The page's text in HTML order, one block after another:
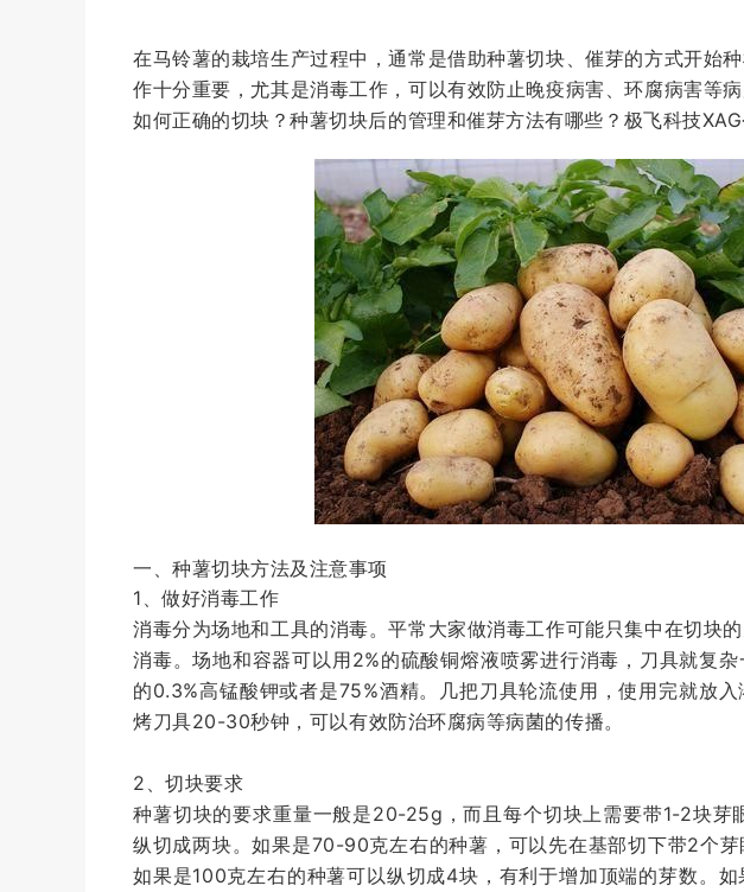
在马铃薯的栽培生产过程中，通常是借助种薯切块、催芽的方式开始
作十分重要，尤其是消毒工作，可以有效防止晚疫病害、环腐病害等
如何正确的切块？种薯切块后的管理和催芽方法有哪些？ 极飞科技
一、种薯切块方法及注意事项
1、做好消毒工作
消毒分为场地和工具的消毒。平常大家做消毒工作可能只集中在切块
消毒。场地和容器可以用2%的硫酸铜熔液喷雾进行消毒，刀具就复
的0.3%高锰酸钾或者是75%酒精。几把刀具轮流使用，使用完就放
烤刀具20-30秒钟，可以有效防治环腐病等病菌的传播。
2、切块要求
种薯切块的要求重量一般是20-25g，而且每个切块上需要带1-2块芽
纵切成两块。如果是70-90克左右的种薯，可以先在基部切下带2个芽
如果是100克左右的种薯可以纵切成4块，有利于增加顶端的芽数。